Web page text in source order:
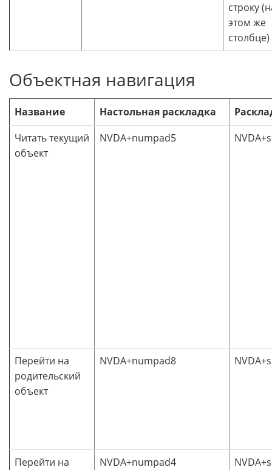
строку
этом же
столбце)
Объектная навигация
Название Настольная раскладка
Читать текущий
объект
NVDA+numpad5
Перейти на
родительский
объект
NVDA+numpad8
Перейти на
NVDA+numpad4